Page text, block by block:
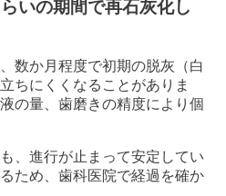
いの期間で再石灰化し
数か月程度で初期の脱灰（白
ちにくくなることがありま
の量、歯磨きの精度により個
、進行が止まって安定してい
ため、歯科医院で経過を確か